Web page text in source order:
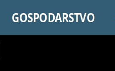
GOSPODARSTVO